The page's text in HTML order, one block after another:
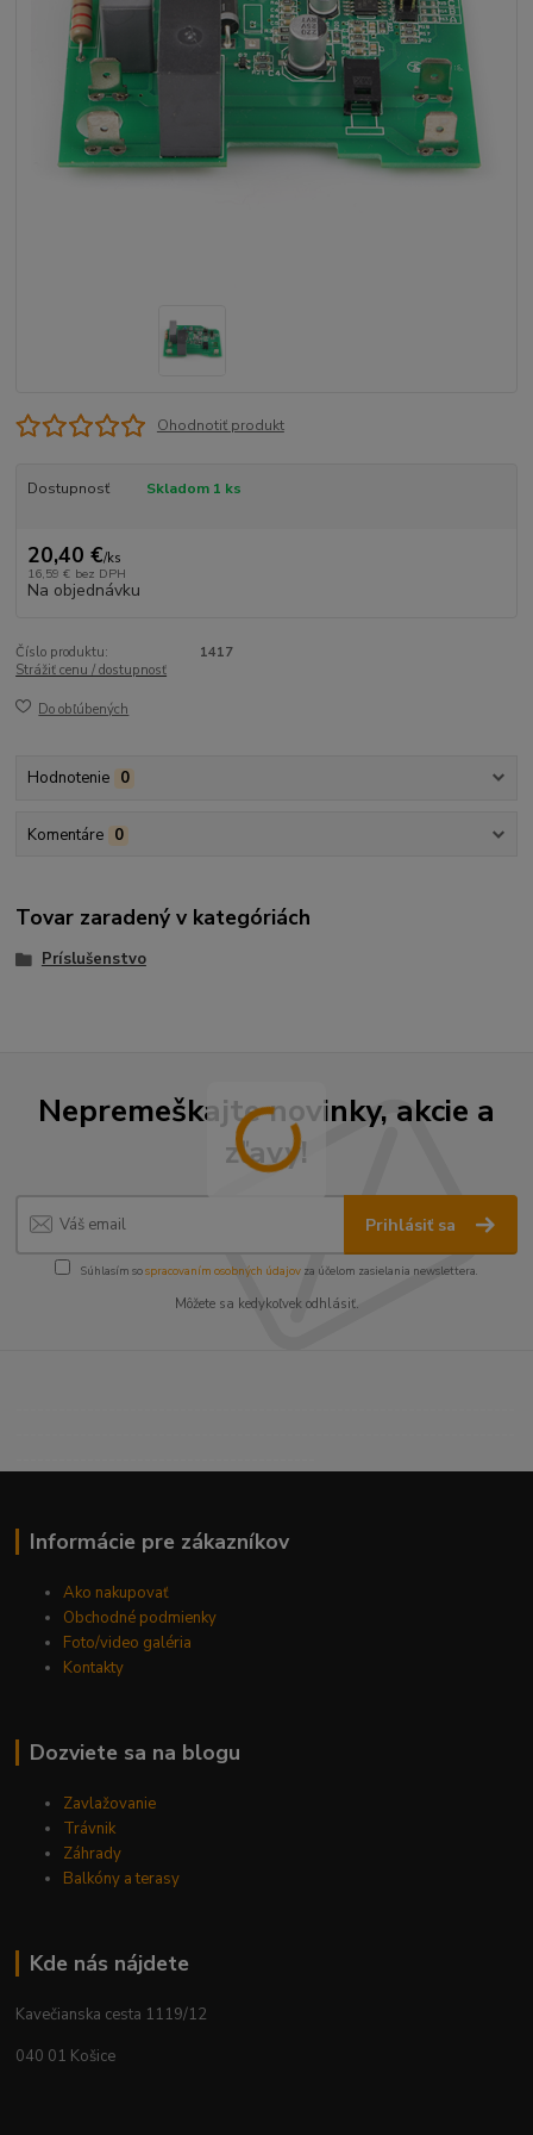
Ohodnotiť produkt
Dostupnosť Skladom 1 ks
20,40 €/ks
16,59 € bez DPH
Na objednávku
Číslo produktu:
1417
Strážiť cenu / dostupnosť
Do obľúbených
Hodnotenie 0
Komentáre 0
Tovar zaradený v kategóriách
Príslušenstvo
Nepremeškajte novinky, akcie a
zľavy!
Prihlásiť sa
Súhlasím sospracovaním osobných údajov za účelom zasielania newslettera.
Môžete sa kedykoľvek odhlásiť.
Informácie pre zákazníkov
Ako nakupovať
Obchodné podmienky
Foto/video galéria
Kontakty
Dozviete sa na blogu
Zavlažovanie
Trávnik
Záhrady
Balkóny a terasy
Kde nás nájdete
Kavečianska cesta 1119/12
040 01 Košice